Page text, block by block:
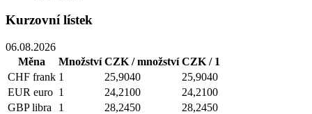
Kurzovní lístek
06.08.2026
Měna
Množství CZK / množství CZK / 1
CHF frank 1 25,9040
25,9040
EUR euro 1 24,2100
24,2100
GBP libra 1 28,2450
28,2450